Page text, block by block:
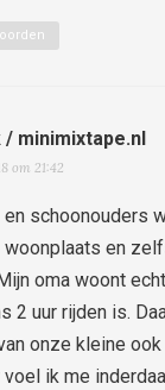
/ minimixtape.nl
om 21:42
en schoonouders
woonplaats en
oma woont
2 uur rijden is.
onze kleine
voel ik me